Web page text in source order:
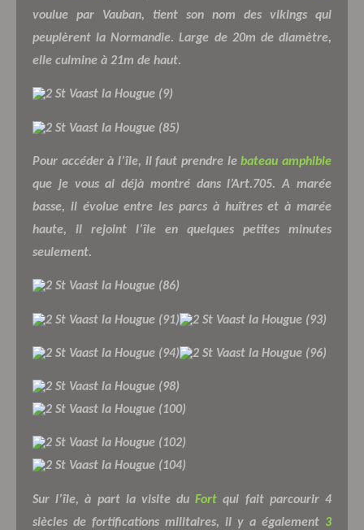
voulue par Vauban, tient son nom des vikings qui
peuplèrent la Normandie. Large de 20m de diamètre,
elle culmine à 21m de haut.
Pour accéder à l’île, il faut prendre le bateau amphibie
que je vous ai déjà montré dans l’Art.705. A marée
basse, il évolue entre les parcs à huîtres et à marée
haute, il rejoint l’île en quelques petites minutes
seulement.
Sur l’île, à part la visite du Fort qui fait parcourir 4
siècles de fortifications militaires, il y a également 3